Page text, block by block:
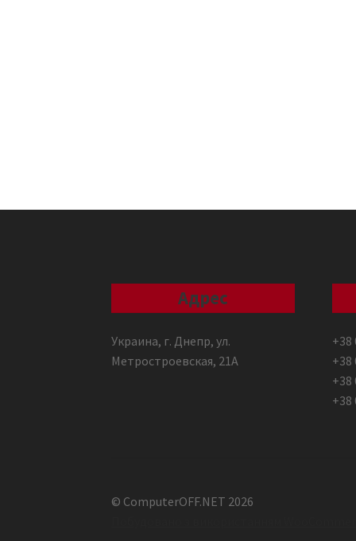
Адрес
Украина, г. Днепр, ул.
Метростроевская, 21А
+38
+38
+38
+38
© ComputerOFF.NET 2026